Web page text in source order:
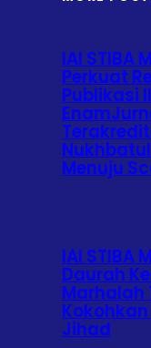
IAI STIBA
Perkuat
Publikasi
Menuju
IAI STIBA
Daurah
Marhalah
Jihad